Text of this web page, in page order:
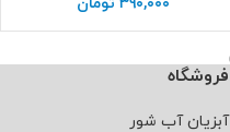
۳۹۰,۰۰۰ تومان
فروشگاه
آبزیان آب شور